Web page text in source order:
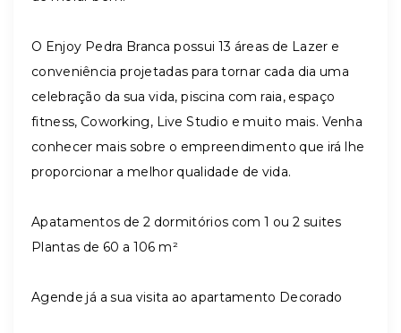
O Enjoy Pedra Branca possui 13 áreas de Lazer e
conveniência projetadas para tornar cada dia uma
celebração da sua vida, piscina com raia, espaço
fitness, Coworking, Live Studio e muito mais. Venha
conhecer mais sobre o empreendimento que irá lhe
proporcionar a melhor qualidade de vida.
Apatamentos de 2 dormitórios com 1 ou 2 suites
Plantas de 60 a 106 m²
Agende já a sua visita ao apartamento Decorado